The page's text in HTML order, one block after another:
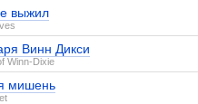
выжил
Винн Дикси
Winn-Dixie
мишень
мнением